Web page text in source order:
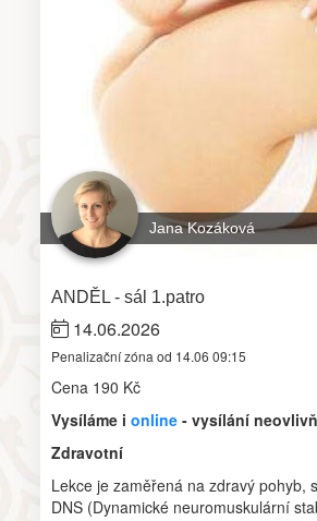
Jana Kozáková
ANDĚL - sál 1.patro
14.06.2026
Penalizační zóna od 14.06 09:15
Cena 190 Kč
Vysíláme i online - vysílání
Zdravotní
Lekce je zaměřená na zdravý pohyb,
DNS (Dynamické neuromuskulární